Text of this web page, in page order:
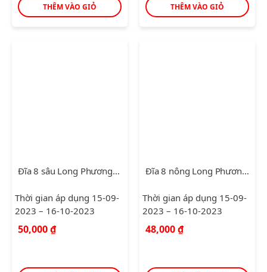
THÊM VÀO GIỎ THÊM VÀO GIỎ
Đĩa 8 sâu Long Phương Trắng
Thời gian áp dụng 15-09-
2023 – 16-10-2023
50,000₫
Đĩa 8 nông Long Phương Trắng
Thời gian áp dụng 15-09-
2023 – 16-10-2023
48,000₫